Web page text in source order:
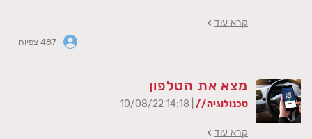
קרא עוד
מצא את הטלפון
טכנולוגיה//
קרא עוד